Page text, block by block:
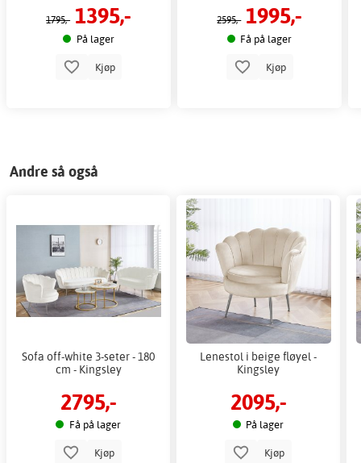
1795,- 1395,-
På lager
Kjøp
2595,- 1995,-
Få på lager
Kjøp
Andre så også
Sofa off-white 3-seter - 180
cm - Kingsley
2795,-
Få på lager
Kjøp
Lenestol i beige fløyel -
Kingsley
2095,-
På lager
Kjøp